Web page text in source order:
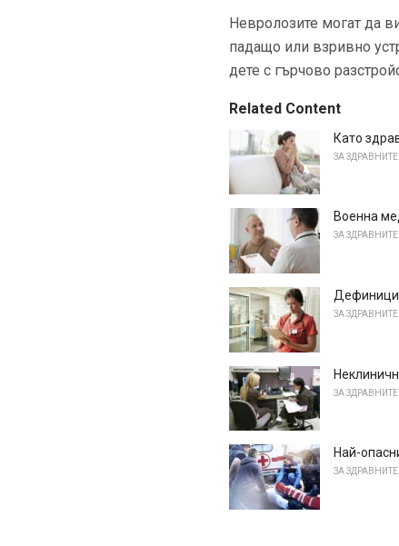
Невролозите могат да
падащо или взривно
дете с гърчово
Related Content
Като
ЗА
Военна
ЗА
ЗА
ЗА
Най-
ЗА